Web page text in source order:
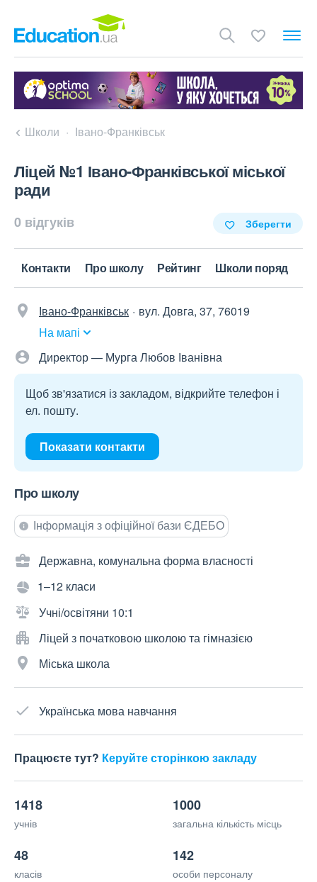
Школи Івано-Франківськ
Ліцей №1 Івано-Франківської міської
ради
0 відгуків Зберегти
Контакти Про школу Рейтинг Школи поряд
Івано-Франківськ
вул. Довга, 37, 76019
На мапі
Директор — Мурга Любов Іванівна
Щоб зв'язатися із закладом, відкрийте телефон і
ел. пошту.
Показати контакти
Про школу
Інформація з офіційної бази ЄДЕБО
Державна, комунальна форма власності
1–12 класи
Учні/освітяни 10:1
Ліцей з початковою школою та гімназією
Міська школа
Українська мова навчання
Працюєте тут? Керуйте сторінкою закладу
1418
учнів
1000
загальна кількість місць
48
класів
142
особи персоналу